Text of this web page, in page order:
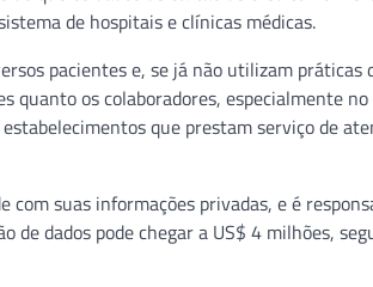
de hospitais e clínicas médicas.
pacientes e, se já não utilizam práticas
os colaboradores, especialmente
que prestam serviço de
suas informações privadas, e é
dados pode chegar a US$ 4 milhões,